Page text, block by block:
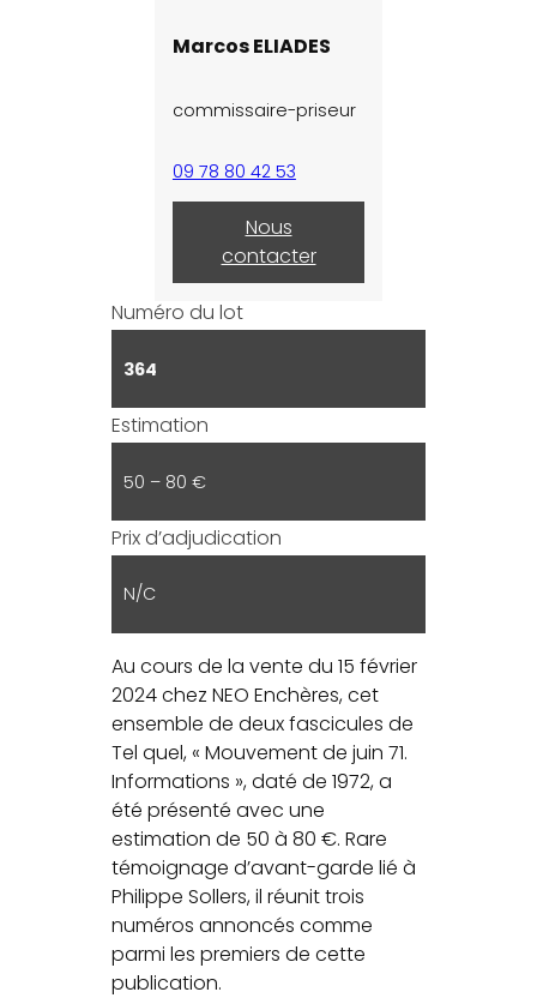
Marcos ELIADES
commissaire-priseur
09 78 80 42 53
Nous
contacter
Numéro du lot
364
Estimation
50 – 80 €
Prix d’adjudication
N/C
Au cours de la vente du 15 février
2024 chez NEO Enchères, cet
ensemble de deux fascicules de
Tel quel, « Mouvement de juin 71.
Informations », daté de 1972, a
été présenté avec une
estimation de 50 à 80 €. Rare
témoignage d’avant-garde lié à
Philippe Sollers, il réunit trois
numéros annoncés comme
parmi les premiers de cette
publication.